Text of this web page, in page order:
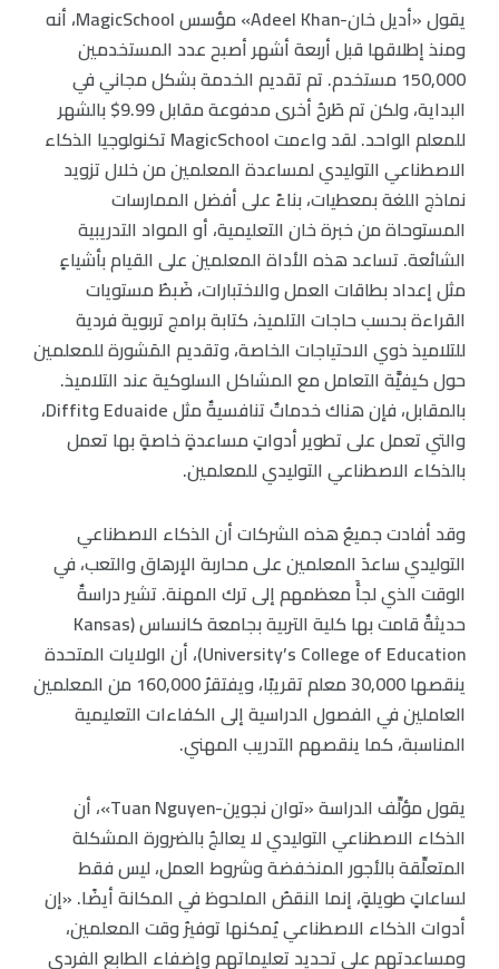
يقول «أديل خان-Adeel Khan» مؤسس MagicSchool، أنه
ومنذ إطلاقها قبل أربعة أشهر أصبح عدد المستخدمين
150,000 مستخدم. تم تقديم الخدمة بشكل مجاني في
البداية، ولكن تم طَرحُ أخرى مدفوعة مقابل 9.99$ بالشهر
للمعلم الواحد. لقد واءمت MagicSchool تكنولوجيا الذكاء
الاصطناعي التوليدي لمساعدة المعلمين من خلال تزويد
نماذج اللغة بمعطيات، بناءً على أفضل الممارسات
المستوحاة من خبرة خان التعليمية، أو المواد التدريبية
الشائعة. تساعد هذه الأداة المعلمين على القيام بأشياءٍ
مثل إعداد بطاقات العمل والاختبارات، ضَبطُ مستويات
القراءة بحسب حاجات التلميذ، كتابة برامج تربوية فردية
للتلاميذ ذوي الاحتياجات الخاصة، وتقديم المَشورة للمعلمين
حول كيفيَّة التعامل مع المشاكل السلوكية عند التلاميذ.
بالمقابل، فإن هناك خدماتٌ تنافسيةٌ مثل Eduaide وDiffit،
والتي تعمل على تطوير أدواتٍ مساعدةٍ خاصةٍ بها تعمل
بالذكاء الاصطناعي التوليدي للمعلمين.
وقد أفادت جميعُ هذه الشركات أن الذكاء الاصطناعي
التوليدي ساعدَ المعلمين على محاربة الإرهاق والتعب، في
الوقت الذي لجأَ معظمهم إلى ترك المهنة. تشير دراسةٌ
حديثةٌ قامت بها كلية التربية بجامعة كانساس (Kansas
University’s College of Education)، أن الولايات المتحدة
ينقصها 30,000 معلم تقريبًا، ويفتقرُ 160,000 من المعلمين
العاملين في الفصول الدراسية إلى الكفاءات التعليمية
المناسبة، كما ينقصهم التدريب المهني.
يقول مؤلِّف الدراسة «توان نجوين-Tuan Nguyen»، أن
الذكاء الاصطناعي التوليدي لا يعالجُ بالضرورة المشكلة
المتعلِّقة بالأجور المنخفضة وشروط العمل، ليس فقط
لساعاتٍ طويلةٍ، إنما النقصُ الملحوظ في المكانة أيضًا. «إن
أدوات الذكاء الاصطناعي يُمكنها توفيرُ وقت المعلمين،
ومساعدتهم على تحديد تعليماتهم وإضفاء الطابع الفردي